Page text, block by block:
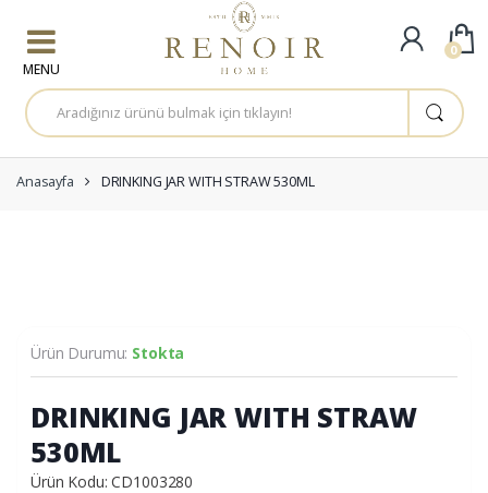
A
r
a
a
:
Anasayfa DRINKING JAR WITH STRAW 530ML
Ürün Durumu: Stokta
DRINKING JAR WITH STRAW
530ML
Ürün Kodu: CD1003280
0